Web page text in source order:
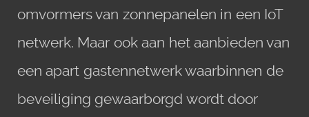
omvormers van zonnepanelen in een IoT
netwerk. Maar ook aan het aanbieden van
een apart gastennetwerk waarbinnen de
beveiliging gewaarborgd wordt door